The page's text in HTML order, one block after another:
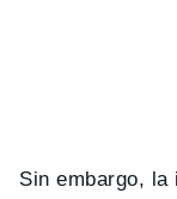
Sin embargo, la